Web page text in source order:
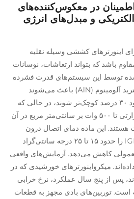
در معکوس‌کننده‌های
و مبدل‌های انرژی
اینورترهای کششی وسیله نقلیه
باشد که بتواند ارتعاشات، نوسانات
شده توسط این سیستم‌های قدرت فشرده
را تحمل کند. زیرلایه‌های نیترید آلومینوم (AlN) باعث می‌شوند
سیستم‌های خنک‌کننده حدود ۳۰ درصد کوچک‌تر شوند، در حالی که
هنوز قادر به تحمل شار حرارتی تا ۵۰۰ وات بر سانتی‌متر مربع در آن
باتری ۸۰۰ ولت هستند. این ماده دمای اتصال درون
ماژول‌های ترکیبی IGBT/SiC را حدود ۱۵ تا ۲۵ درجه سانتی‌گراد
کاهش می‌دهد. آزمایش‌های واقعی
میکرواینورتر‌های خورشیدی که در
پس از پنج سال عملکرد، نرخ خرابی
است. توربین‌های بادی مجهز به قطعات